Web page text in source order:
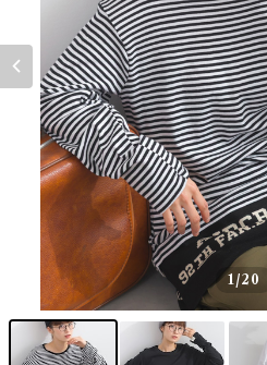
1/20